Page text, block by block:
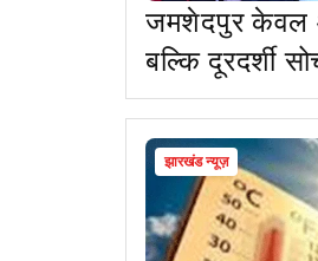
जमशेदपुर केवल
बल्कि दूरदर्शी
दायित्व की
झारखंड न्यूज़